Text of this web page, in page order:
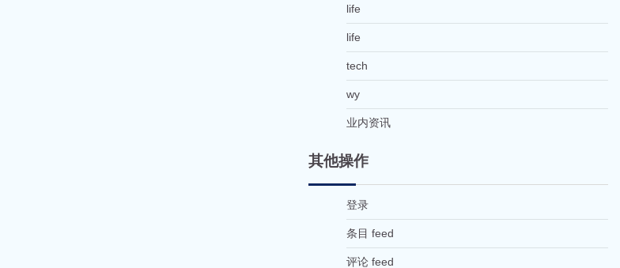
life
life
tech
wy
业内资讯
其他操作
登录
条目 feed
评论 feed